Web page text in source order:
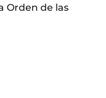
Orden de las